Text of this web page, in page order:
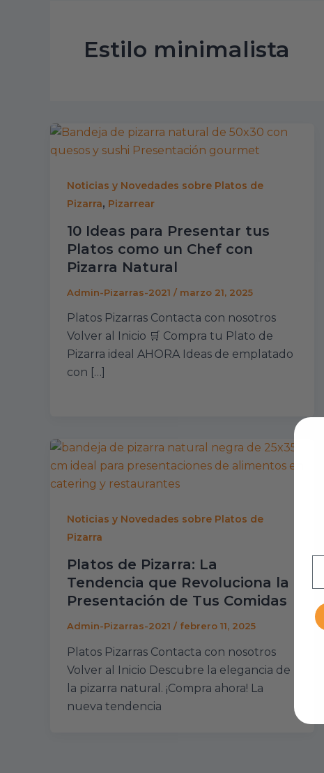
Estilo minimalista
Noticias y Novedades sobre Platos de
Pizarra, Pizarrear
10 Ideas para Presentar tus
Platos como un Chef con
Pizarra Natural
Admin-Pizarras-2021 / marzo 21, 2025
Platos Pizarras Contacta con nosotros
Volver al Inicio 🛒 Compra tu Plato de
Pizarra ideal AHORA Ideas de emplatado
con […]
Noticias y Novedades sobre Platos de
Pizarra
Platos de Pizarra: La
Tendencia que Revoluciona la
Presentación de Tus Comidas
Admin-Pizarras-2021 / febrero 11, 2025
Platos Pizarras Contacta con nosotros
Volver al Inicio Descubre la elegancia de
la pizarra natural. ¡Compra ahora! La
nueva tendencia